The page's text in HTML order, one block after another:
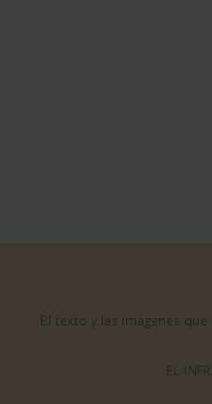
El texto y las imágenes
EL